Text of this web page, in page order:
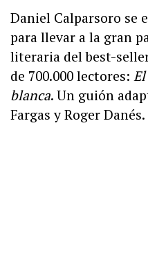
Daniel Calparsoro se
para llevar a la gran
literaria del best-
de 700.000 lectores:
blanca. Un guión
Fargas y Roger Danés.